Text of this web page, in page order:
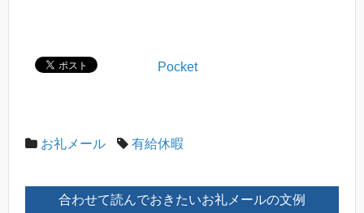
Pocket
お礼メール 有給休暇
合わせて読んでおきたいお礼メールの文例